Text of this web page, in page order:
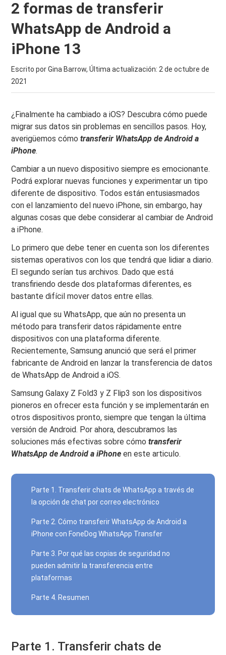
2 formas de transferir
WhatsApp de Android a
iPhone 13
Escrito por Gina Barrow, Última actualización: 2 de octubre de
2021
¿Finalmente ha cambiado a iOS? Descubra cómo puede
migrar sus datos sin problemas en sencillos pasos. Hoy,
averigüemos cómotransferir WhatsApp de Android a
iPhone.
Cambiar a un nuevo dispositivo siempre es emocionante.
Podrá explorar nuevas funciones y experimentar un tipo
diferente de dispositivo. Todos están entusiasmados
con el lanzamiento del nuevo iPhone, sin embargo, hay
algunas cosas que debe considerar al cambiar de Android
a iPhone.
Lo primero que debe tener en cuenta son los diferentes
sistemas operativos con los que tendrá que lidiar a diario.
El segundo serían tus archivos. Dado que está
transfiriendo desde dos plataformas diferentes, es
bastante difícil mover datos entre ellas.
Al igual que su WhatsApp, que aún no presenta un
método para transferir datos rápidamente entre
dispositivos con una plataforma diferente.
Recientemente, Samsung anunció que será el primer
fabricante de Android en lanzar la transferencia de datos
de WhatsApp de Android a iOS.
Samsung Galaxy Z Fold3 y Z Flip3 son los dispositivos
pioneros en ofrecer esta función y se implementarán en
otros dispositivos pronto, siempre que tengan la última
versión de Android. Por ahora, descubramos las
soluciones más efectivas sobre cómotransferir
WhatsApp de Android a iPhone en este articulo.
Parte 1. Transferir chats de WhatsApp a través de
la opción de chat por correo electrónico
Parte 2. Cómo transferir WhatsApp de Android a
iPhone con FoneDog WhatsApp Transfer
Parte 3. Por qué las copias de seguridad no
pueden admitir la transferencia entre
plataformas
Parte 4. Resumen
Parte 1. Transferir chats de